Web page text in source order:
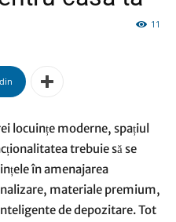
11
locuințe moderne, spațiul
trebuie să se
în amenajarea
materiale premium,
de depozitare. Tot